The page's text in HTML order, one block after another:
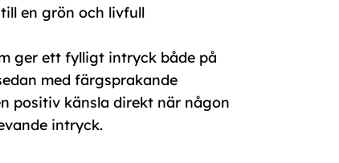
en grön och livfull
ger ett fylligt intryck både på
med färgsprakande
positiv känsla direkt när någon
intryck.